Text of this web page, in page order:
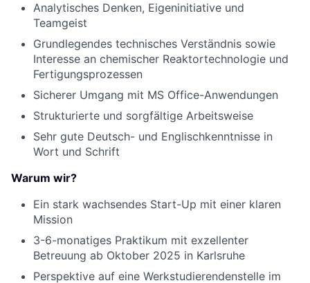
Analytisches Denken, Eigeninitiative und
Teamgeist
Grundlegendes technisches Verständnis sowie
Interesse an chemischer Reaktortechnologie und
Fertigungsprozessen
Sicherer Umgang mit MS Office-Anwendungen
Strukturierte und sorgfältige Arbeitsweise
Sehr gute Deutsch- und Englischkenntnisse in
Wort und Schrift
Warum wir?
Ein stark wachsendes Start-Up mit einer klaren
Mission
3-6-monatiges Praktikum mit exzellenter
Betreuung ab Oktober 2025 in Karlsruhe
Perspektive auf eine Werkstudierendenstelle im